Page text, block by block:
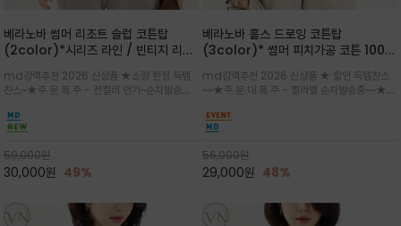
베라노바 썸머 리조트 슬럽 코튼탑
(2color)*시리즈 라인 / 빈티지 리조
는 가벼운 코튼 터치의 반팔 티셔츠입니
다
md강력추천 2026 신상품 ★소량 한정 득템
찬스~★주.문.폭.주 - 전컬러 인기~순차발송중
아(Sepia)나 파스텔 톤의 해변 풍경으로 세련
된 뮤트톤 컬러 팔레트로 빈티지한 무드의 선샤
인 프린트가 더해져 담백하면서도 감각
59,000원
30,000원 49%
베라노바 홀스 드로잉 코튼탑
(3color)* 썸머 피치가공 코튼 100프
의 미를 살려 말의 윤곽선만 스케치하여
감성을 담은 아이템
md강력추천 2026 신상품 ★ 할인 득템찬스
~~★주.문.대.폭.주 - 컬러별 순차발송중~~★프
말(Horse) 드로잉 티셔츠는 여유로운 실루엣과
감각적인 아트워크로 고급스러운 여름 스타일링
을 완성할 수 있습니다
56,000원
29,000원 48%